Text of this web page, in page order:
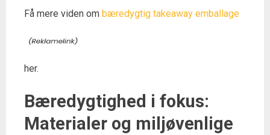
Få mere viden om bæredygtig takeaway emballage
her.
Bæredygtighed i fokus:
Materialer og miljøvenlige